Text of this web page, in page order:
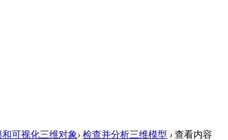
和可视化三维对象› 检查并分析三维模型 › 查看内容